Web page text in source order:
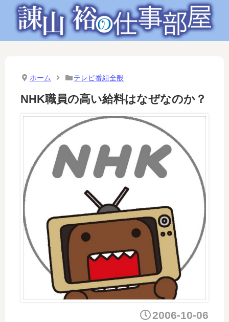
ホーム テレビ番組全般
NHK職員の高い給料はなぜなのか？
2006-10-06